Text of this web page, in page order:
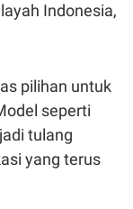
Indonesia,
pilihan untuk
seperti
tulang
yang terus